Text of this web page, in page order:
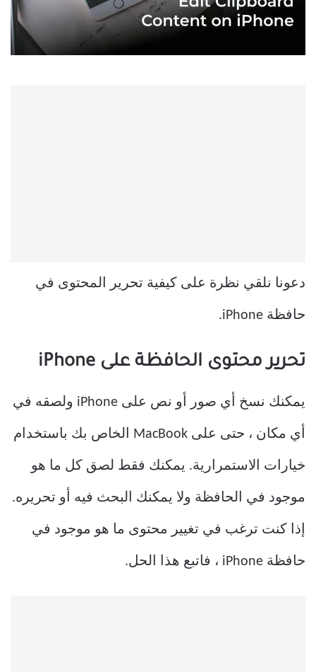
دعونا نلقي نظرة على كيفية تحرير المحتوى في
حافظة iPhone.
تحرير محتوى الحافظة على iPhone
يمكنك نسخ أي صور أو نص على iPhone ولصقه في
أي مكان ، حتى على MacBook الخاص بك باستخدام
خيارات الاستمرارية. يمكنك فقط لصق كل ما هو
موجود في الحافظة ولا يمكنك البحث فيه أو تحريره.
إذا كنت ترغب في تغيير محتوى ما هو موجود في
حافظة iPhone ، فاتبع هذا الحل.